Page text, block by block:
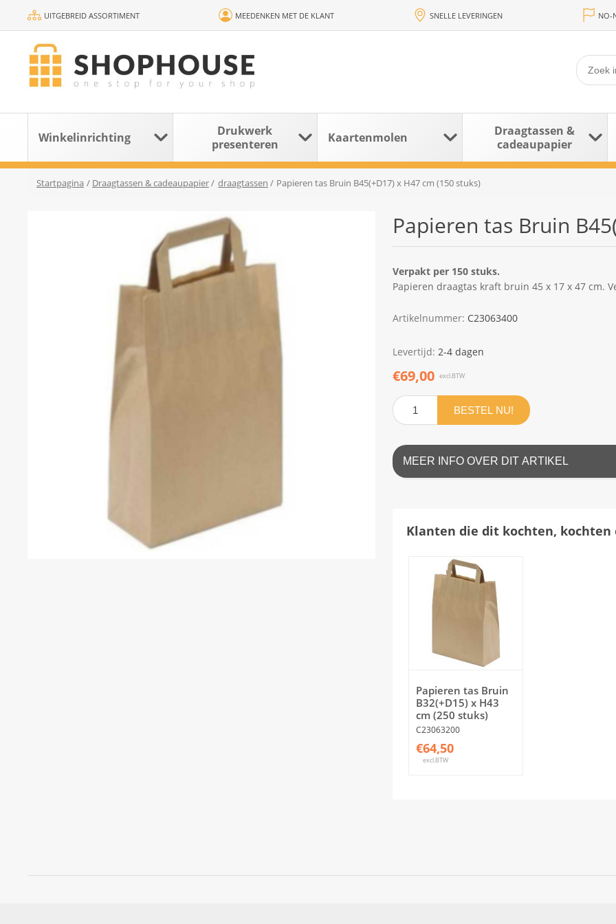
UITGEBREID ASSORTIMENT MEEDENKEN MET DE KLANT SNELLE LEVERINGEN NO-
Winkelinrichting
Drukwerk
presenteren
Kaartenmolen
Draagtassen &
cadeaupapier
Startpagina / Draagtassen & cadeaupapier/ draagtassen / Papieren tas Bruin B45(+D17) x H47 cm (150 stuks)
Papieren tas Bruin
Verpakt per 150 stuks.
Papieren draagtas kraft bruin 45 x 17 x 47 cm.
Artikelnummer: C23063400
Levertijd: 2-4 dagen
€69,00 excl.BTW
BESTEL NU!
MEER INFO OVER DIT ARTIKEL
Klanten die dit kochten, kochten
Papieren tas Bruin
B32(+D15) x H43
cm (250 stuks)
C23063200
€64,50
excl.BTW